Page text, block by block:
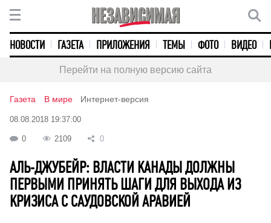
НОВОСТИ ГАЗЕТА ПРИЛОЖЕНИЯ ТЕМЫ ФОТО ВИДЕО
Перейти на полную версию сайта
Газета В мире Интернет-версия
08.08.2018 19:37:00
0 2109 0
АЛЬ-ДЖУБЕЙР: ВЛАСТИ КАНАДЫ ДОЛЖНЫ
ПЕРВЫМИ ПРИНЯТЬ ШАГИ ДЛЯ ВЫХОДА ИЗ
КРИЗИСА С САУДОВСКОЙ АРАВИЕЙ